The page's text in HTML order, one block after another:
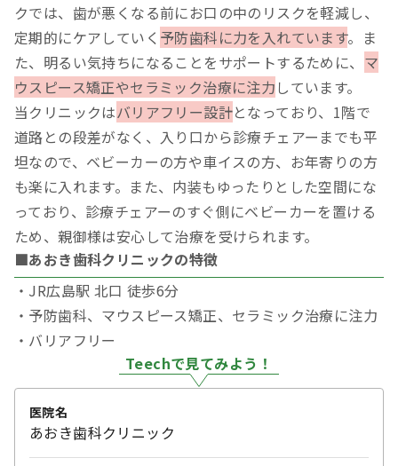
クでは、歯が悪くなる前にお口の中のリスクを軽減し、
定期的にケアしていく 予防歯科に力を入れています。ま
た、明るい気持ちになることをサポートするために、 マ
ウスピース矯正やセラミック治療に注力 しています。
当クリニックはバリアフリー設計となっており、1階で
道路との段差がなく、入り口から診療チェアーまでも平
坦なので、ベビーカーの方や車イスの方、お年寄りの方
も楽に入れます。また、内装もゆったりとした空間にな
っており、診療チェアーのすぐ側にベビーカーを置ける
ため、親御様は安心して治療を受けられます。
■あおき歯科クリニックの特徴
・JR広島駅 北口 徒歩6分
・予防歯科、マウスピース矯正、セラミック治療に注力
・バリアフリー
Teechで見てみよう！
医院名
あおき歯科クリニック